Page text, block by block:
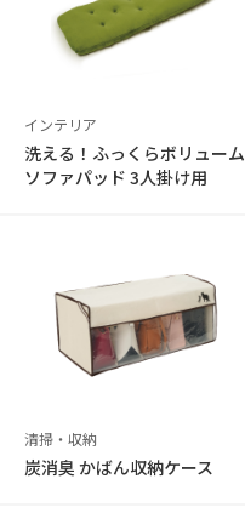
インテリア
洗える！ふっくらボリューム
ソファパッド 3人掛け用
清掃・収納
炭消臭 かばん収納ケース